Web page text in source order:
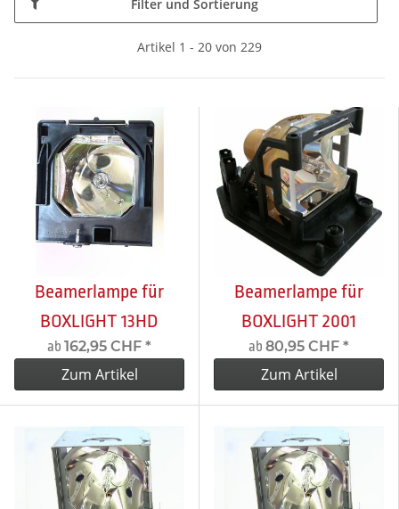
Filter und Sortierung
Artikel 1 - 20 von 229
Beamerlampe für
BOXLIGHT 13HD
ab 162,95 CHF *
Zum Artikel
Beamerlampe für
BOXLIGHT 2001
ab 80,95 CHF *
Zum Artikel